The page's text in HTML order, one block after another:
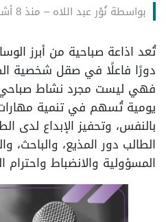
بواسطة نُوْر عبد اللاه– منذ 8 أشهر
تُعد اذاعة صباحية من أبرز
دورًا فاعلًا في صقل شخصية
فهي ليست مجرد نشاط
يومية تُسهم في تنمية مهارات
بالنفس، وتحفيز الإبداع لدى
الطالب دور المذيع، والباحث،
المسؤولية والانضباط واحترام